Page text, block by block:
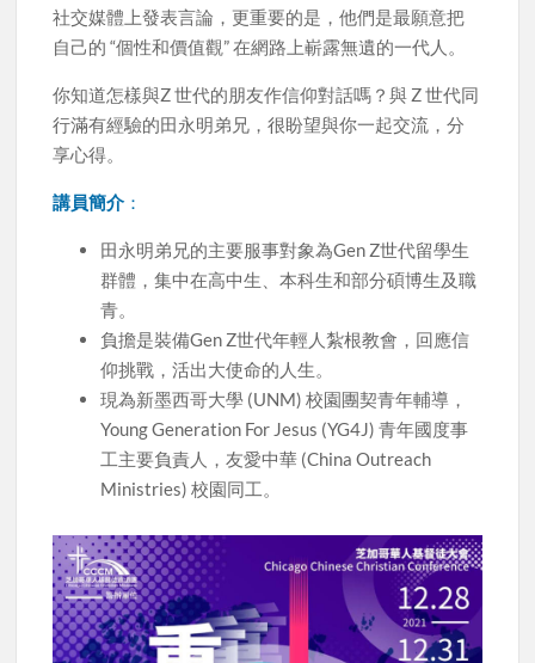
社交媒體上發表言論，更重要的是，他們是最願意把
自己的 “個性和價值觀” 在網路上嶄露無遺的一代人。
你知道怎樣與Z 世代的朋友作信仰對話嗎？與 Z 世代同
行滿有經驗的田永明弟兄，很盼望與你一起交流，分
享心得。
講員簡介：
田永明弟兄的主要服事對象為Gen Z世代留學生
群體，集中在高中生、本科生和部分碩博生及職
青。
負擔是裝備Gen Z世代年輕人紮根教會，回應信
仰挑戰，活出大使命的人生。
現為新墨西哥大學 (UNM) 校園團契青年輔導，
Young Generation For Jesus (YG4J) 青年國度事
工主要負責人，友愛中華 (China Outreach
Ministries) 校園同工。